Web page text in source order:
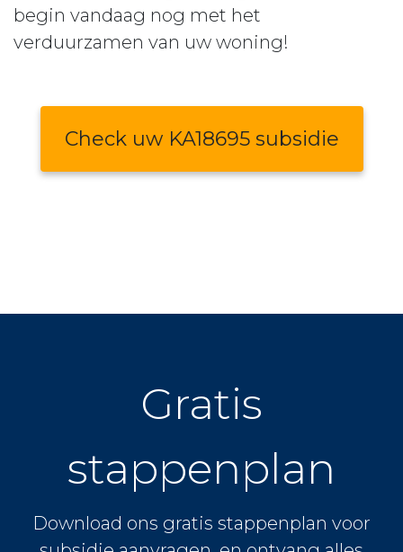
begin vandaag nog met het
verduurzamen van uw woning!
Check uw KA18695 subsidie
Gratis
stappenplan
Download ons gratis stappenplan voor